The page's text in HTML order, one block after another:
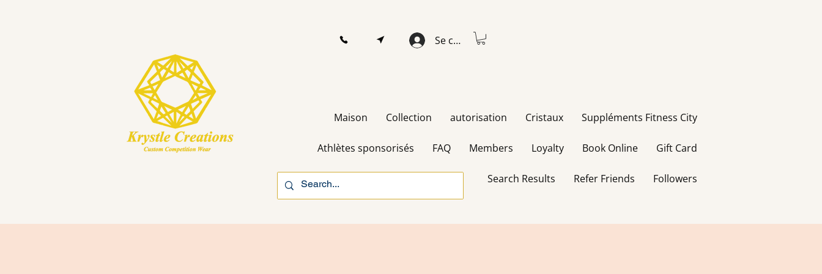
Se connecter
Maison Collection autorisation Cristaux Suppléments Fitness City
Athlètes sponsorisés FAQ Members Loyalty Book Online Gift Card
Search Results Refer Friends Followers